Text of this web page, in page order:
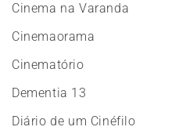
Cinema na Varanda
Cinemaorama
Cinematório
Dementia 13
Diário de um Cinéfilo